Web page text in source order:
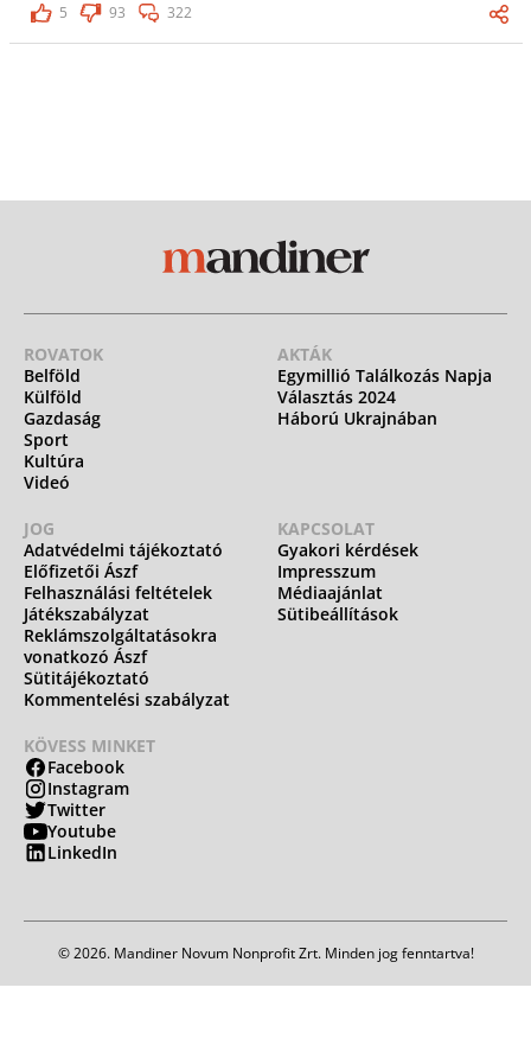
5
93 322
ROVATOK
Belföld
Külföld
Gazdaság
Sport
Kultúra
Videó
AKTÁK
Egymillió Találkozás Napja
Választás 2024
Háború Ukrajnában
JOG
Adatvédelmi tájékoztató
Előfizetői Ászf
Felhasználási feltételek
Játékszabályzat
Reklámszolgáltatásokra
vonatkozó Ászf
Sütitájékoztató
Kommentelési szabályzat
KAPCSOLAT
Gyakori kérdések
Impresszum
Médiaajánlat
Sütibeállítások
KÖVESS MINKET
Facebook
Instagram
Twitter
Youtube
LinkedIn
© 2026. Mandiner Novum Nonprofit Zrt. Minden jog fenntartva!